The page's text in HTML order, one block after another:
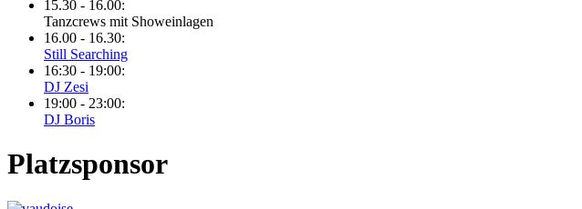
15.30 - 16.00:
Tanzcrews mit Showeinlagen
16.00 - 16.30:
Still Searching
16:30 - 19:00:
DJ Zesi
19:00 - 23:00:
DJ Boris
Platzsponsor